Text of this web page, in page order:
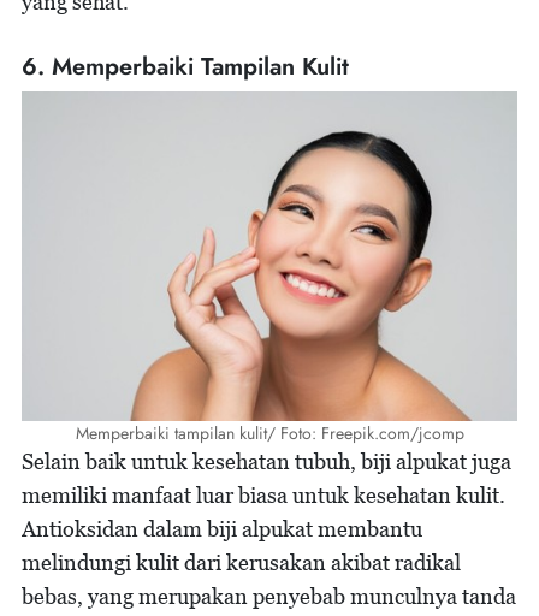
6. Memperbaiki Tampilan Kulit
Memperbaiki tampilan kulit/ Foto: Freepik.com/jcomp
Selain baik untuk kesehatan tubuh, biji alpukat juga
memiliki manfaat luar biasa untuk kesehatan kulit.
Antioksidan dalam biji alpukat membantu
melindungi kulit dari kerusakan akibat radikal
bebas, yang merupakan penyebab munculnya tanda